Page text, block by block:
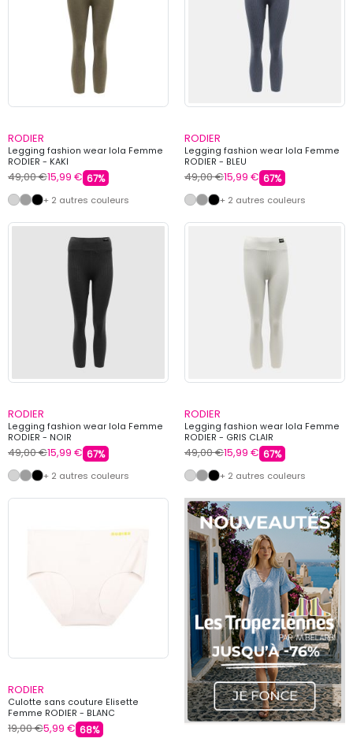
RODIER
Legging fashion wear lola Femme
RODIER - KAKI
49,00 €15,99 € 67%
+ 2 autres couleurs
RODIER
Legging fashion wear lola Femme
RODIER - BLEU
49,00 €15,99 € 67%
+ 2 autres couleurs
RODIER
Legging fashion wear lola Femme
RODIER - NOIR
49,00 €15,99 € 67%
+ 2 autres couleurs
RODIER
Legging fashion wear lola Femme
RODIER - GRIS CLAIR
49,00 €15,99 € 67%
+ 2 autres couleurs
RODIER
Culotte sans couture Elisette
Femme RODIER - BLANC
19,00 €5,99 € 68%